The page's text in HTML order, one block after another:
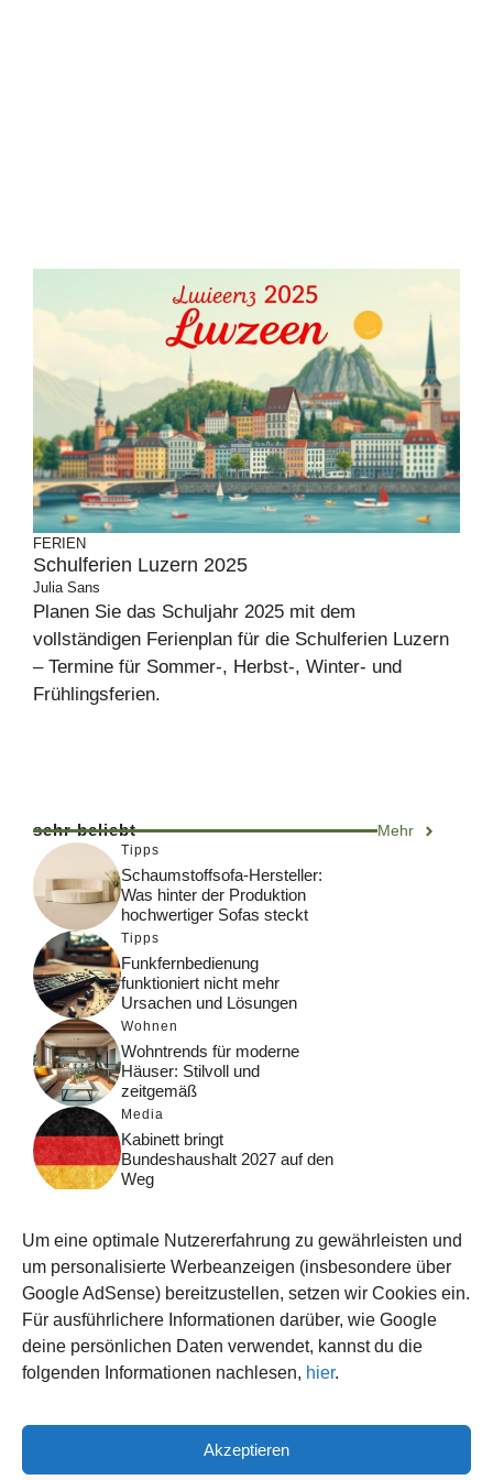
Um eine optimale Nutzererfahrung zu gewährleisten und
um personalisierte Werbeanzeigen (insbesondere über
Google AdSense) bereitzustellen, setzen wir Cookies ein.
Für ausführlichere Informationen darüber, wie Google
deine persönlichen Daten verwendet, kannst du die
folgenden Informationen nachlesen, hier.
Akzeptieren
FERIEN
Schulferien Luzern 2025
Julia Sans
Planen Sie das Schuljahr 2025 mit dem
vollständigen Ferienplan für die Schulferien Luzern
– Termine für Sommer-, Herbst-, Winter- und
Frühlingsferien.
sehr beliebt Mehr
Tipps
Schaumstoffsofa-Hersteller:
Was hinter der Produktion
hochwertiger Sofas steckt
Tipps
Funkfernbedienung
funktioniert nicht mehr
Ursachen und Lösungen
Wohnen
Wohntrends für moderne
Häuser: Stilvoll und
zeitgemäß
Media
Kabinett bringt
Bundeshaushalt 2027 auf den
Weg
Funktionsweise, Prozesse
und Rankinglogik
Computer
Wieso habe ich im moment
kein Internet?
© 2026 WISSEN123.DE